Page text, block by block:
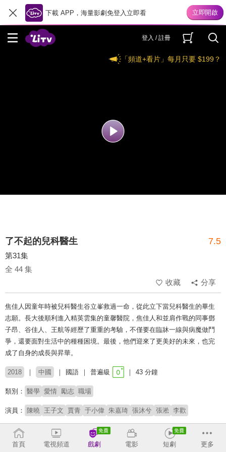
下載 APP，海量影劇免登入立即看
登入 / 註冊
「頻道+看片」每月只要 $199？
了不起的兒科醫生 7.5
第31集
全 44 集
收藏
分享
焦佳人因童年時被兒科醫生谷立峯救過一命，從此立下當兒科醫生的畢生
志願。長大後順利進入精英雲集的童馨醫院，焦佳人和並肩作戰的同事鄧
子昂、谷佳人、王航等經歷了重重的考驗，不僅要在臨牀一線與病魔做鬥
爭，還要面對生活中的種種困境。最後，他們迎來了更美好的未來，也完
成了自身的成長與昇華。
2018 中國 國語 普遍級 43 分鐘
類別： 醫學 愛情 勵志 職場
演員： 陳曉 王子文 賈青 于小偉 朱嘉琦 張沐兮 張淞 李歡
導演：
首頁 電視頻道 戲劇 電影 短劇 更多